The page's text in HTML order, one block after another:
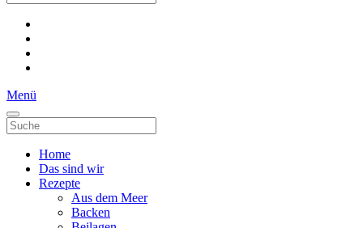
Menü
Home
Das sind wir
Rezepte
Aus dem Meer
Backen